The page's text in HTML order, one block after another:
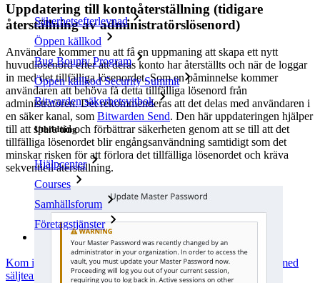
Säkerhetsefterlevnad
Öppen källkod
Bug Bounty Program
Öppen källkod Security Summit
Bitwarden säkerhetsvitbok
Utbildning
Hjälpcenter
Courses
Samhällsforum
Företagstjänster
Kom igång gratisKom igång gratisPrata med säljteamet
Prata med
säljteamet
Logga inLogga in
Uppdatering till kontoåterställning (tidigare
återställning av administratörslösenord)
Användare kommer nu att få en uppmaning att skapa ett nytt
huvudlösenord efter att deras konto har återställts och när de loggar
in med det tillfälliga lösenordet. Som en påminnelse kommer
användaren att behöva få detta tillfälliga lösenord från
administratören. Det rekommenderas att det delas med användaren i
en säker kanal, som Bitwarden Send. Den här uppdateringen hjälper
till att spara tid och förbättrar säkerheten genom att se till att det
tillfälliga lösenordet blir engångsanvändning samtidigt som det
minskar risken för att förlora det tillfälliga lösenordet och kräva
sekventiell återställning.